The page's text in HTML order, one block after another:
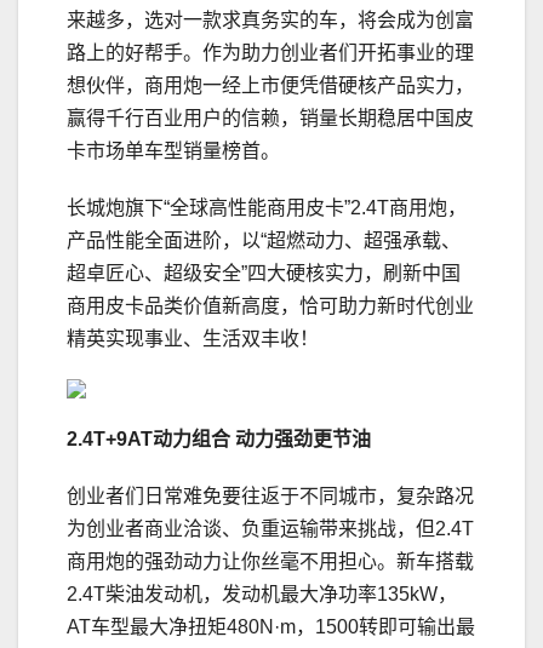
来越多，选对一款求真务实的车，将会成为创富
路上的好帮手。作为助力创业者们开拓事业的理
想伙伴，商用炮一经上市便凭借硬核产品实力，
赢得千行百业用户的信赖，销量长期稳居中国皮
卡市场单车型销量榜首。
长城炮旗下“全球高性能商用皮卡”2.4T商用炮，
产品性能全面进阶，以“超燃动力、超强承载、
超卓匠心、超级安全”四大硬核实力，刷新中国
商用皮卡品类价值新高度，恰可助力新时代创业
精英实现事业、生活双丰收！
2.4T+9AT动力组合 动力强劲更节油
创业者们日常难免要往返于不同城市，复杂路况
为创业者商业洽谈、负重运输带来挑战，但2.4T
商用炮的强劲动力让你丝毫不用担心。新车搭载
2.4T柴油发动机，发动机最大净功率135kW，
AT车型最大净扭矩480N·m，1500转即可输出最